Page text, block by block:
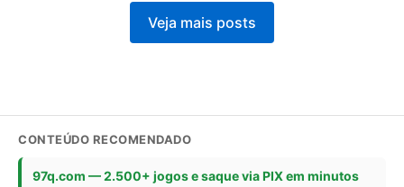
Veja mais posts
CONTEÚDO RECOMENDADO
97q.com — 2.500+ jogos e saque via PIX em minutos